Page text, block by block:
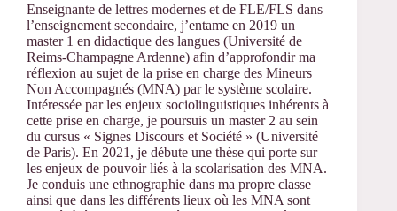
Enseignante de lettres modernes et de FLE/FLS dans
l’enseignement secondaire, j’entame en 2019 un
master 1 en didactique des langues (Université de
Reims-Champagne Ardenne) afin d’approfondir ma
réflexion au sujet de la prise en charge des Mineurs
Non Accompagnés (MNA) par le système scolaire.
Intéressée par les enjeux sociolinguistiques inhérents à
cette prise en charge, je poursuis un master 2 au sein
du cursus « Signes Discours et Société » (Université
de Paris). En 2021, je débute une thèse qui porte sur
les enjeux de pouvoir liés à la scolarisation des MNA.
Je conduis une ethnographie dans ma propre classe
ainsi que dans les différents lieux où les MNA sont